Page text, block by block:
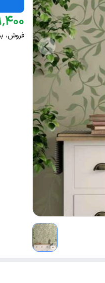
٬۴۰۰
فروش،